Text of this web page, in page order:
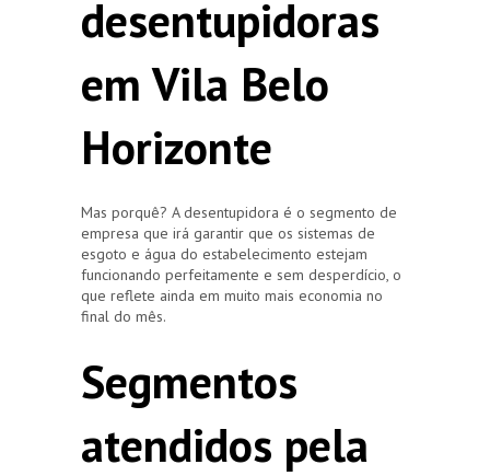
desentupidoras
em Vila Belo
Horizonte
Mas porquê? A desentupidora é o segmento de
empresa que irá garantir que os sistemas de
esgoto e água do estabelecimento estejam
funcionando perfeitamente e sem desperdício, o
que reflete ainda em muito mais economia no
final do mês.
Segmentos
atendidos pela